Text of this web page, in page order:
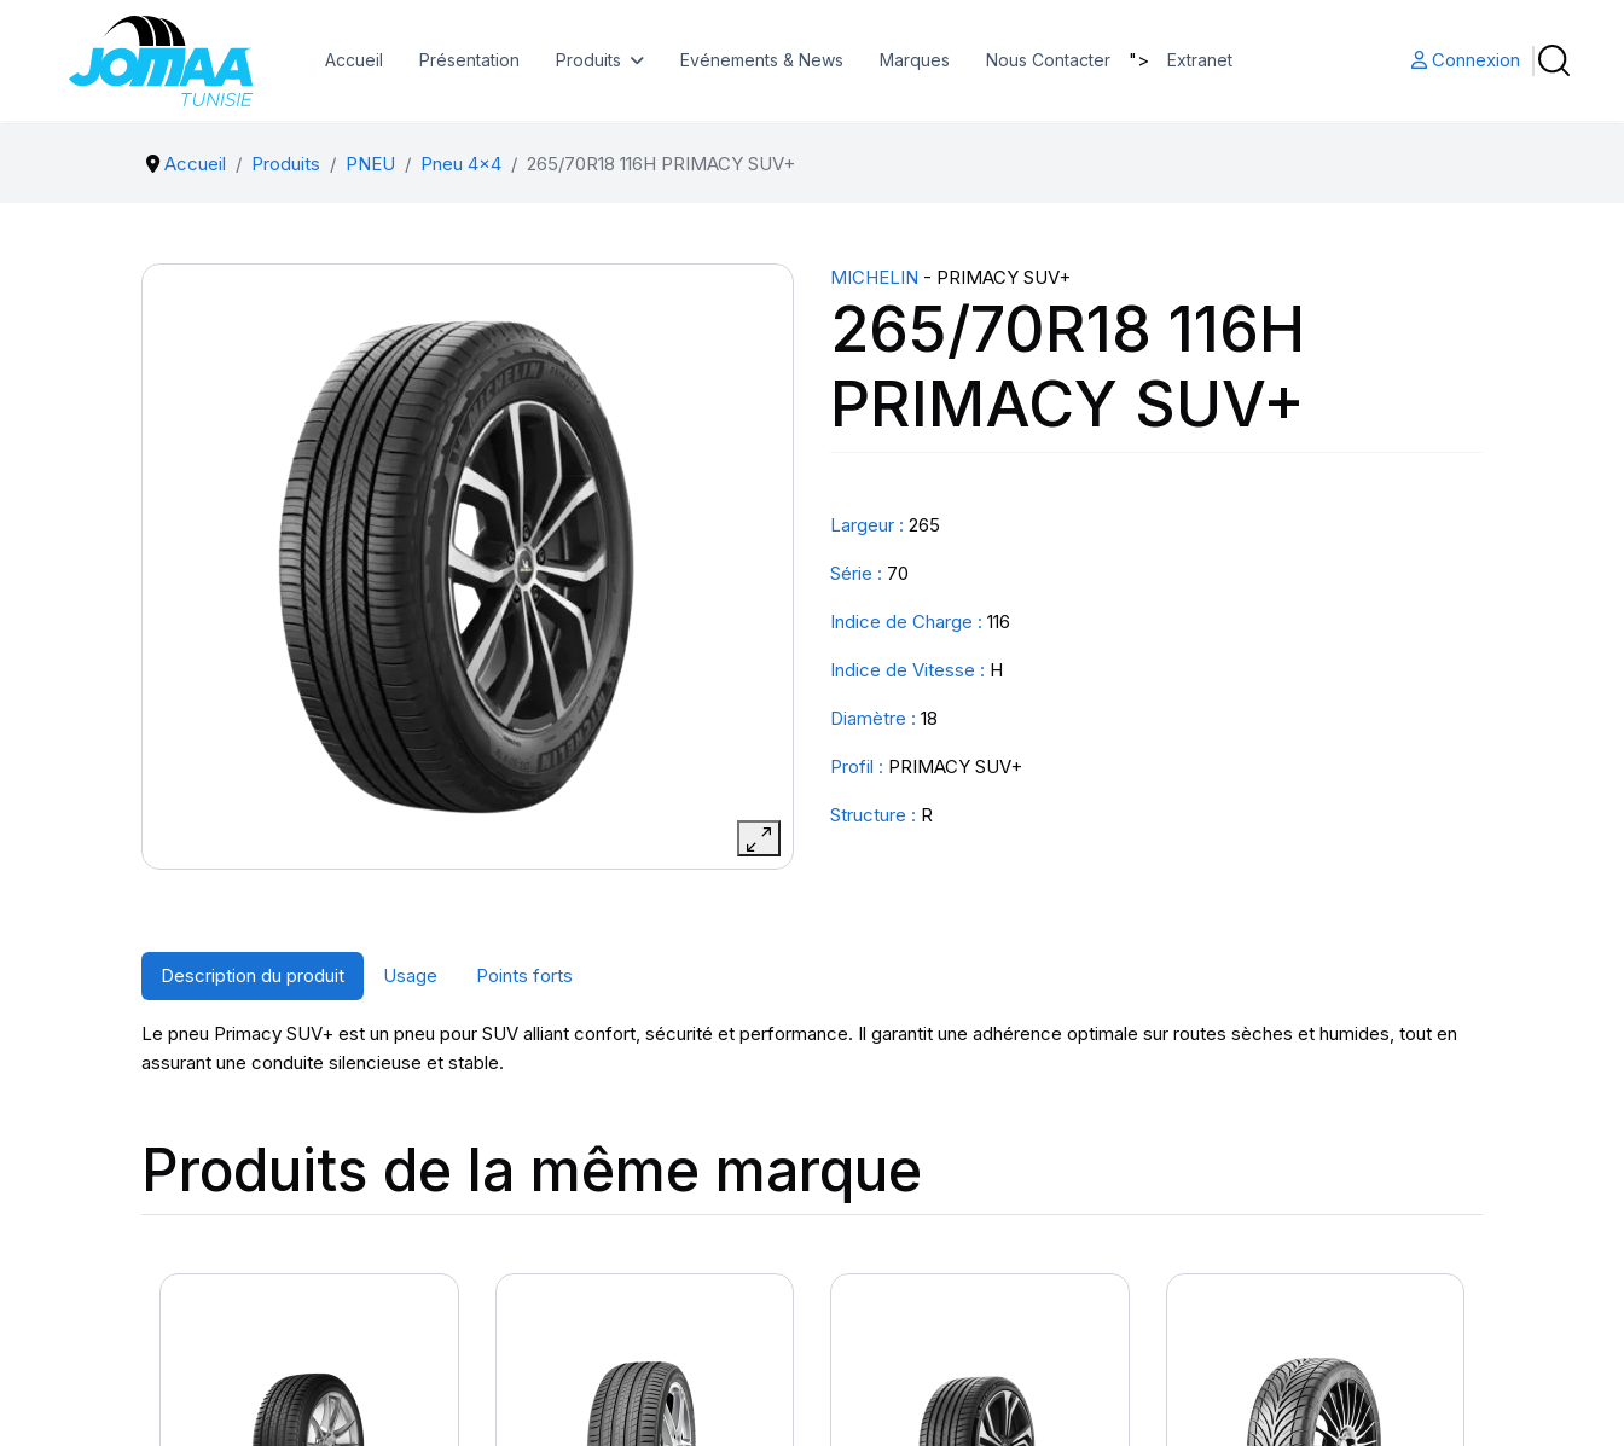
Accueil Présentation Produits Evénements & News Marques Nous Contacter "> Extranet Connexion
Accueil Produits PNEU Pneu 4x4 265/70R18 116H PRIMACY SUV+
MICHELIN - PRIMACY SUV+
265/70R18 116H
PRIMACY SUV+
Largeur : 265
Série : 70
Indice de Charge : 116
Indice de Vitesse : H
Diamètre : 18
Profil : PRIMACY SUV+
Structure : R
Description du produit Usage Points forts
Le pneu Primacy SUV+ est un pneu pour SUV alliant confort, sécurité et performance. Il garantit une adhérence optimale sur routes sèches et humides, tout en
assurant une conduite silencieuse et stable.
Produits de la même marque